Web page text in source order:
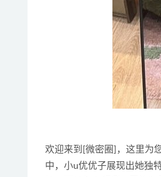
欢迎来到[微密圈]，这里为
中，小u优优子展现出她独